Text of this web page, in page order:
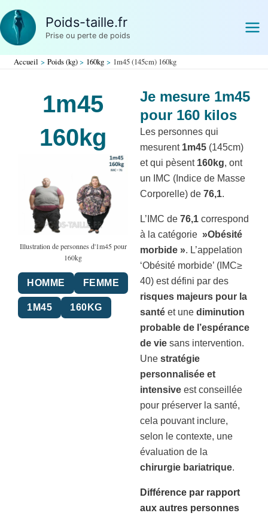
Aller
au
contenu
Poids-taille.fr
Prise ou perte de poids
Accueil Poids (kg) 160kg 1m45 (145cm) 160kg
1m45
160kg
Illustration de personnes d'1m45 pour
160kg
HOMME FEMME
1M45 160KG
Je mesure 1m45
pour 160 kilos
Les personnes qui
mesurent 1m45 (145cm)
et qui pèsent 160kg, ont
un IMC (Indice de Masse
Corporelle) de 76,1.
L’IMC de 76,1 correspond
à la catégorie »Obésité
morbide ». L’appelation
‘Obésité morbide’ (IMC≥
40) est défini par des
risques majeurs pour la
santé et une diminution
probable de l’espérance
de vie sans intervention.
Une stratégie
personnalisée et
intensive est conseillée
pour préserver la santé,
cela pouvant inclure,
selon le contexte, une
évaluation de la
chirurgie bariatrique.
Différence par rapport
aux autres personnes